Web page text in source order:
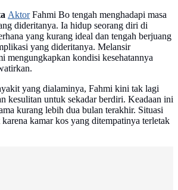
AktorFahmi Bo tengah menghadapi masa
dideritanya. Ia hidup seorang diri di
yang kurang ideal dan tengah berjuang
yang dideritanya. Melansir
mengungkapkan kondisi kesehatannya
yang dialaminya, Fahmi kini tak lagi
kesulitan untuk sekadar berdiri. Keadaan ini
kurang lebih dua bulan terakhir. Situasi
kamar kos yang ditempatinya terletak